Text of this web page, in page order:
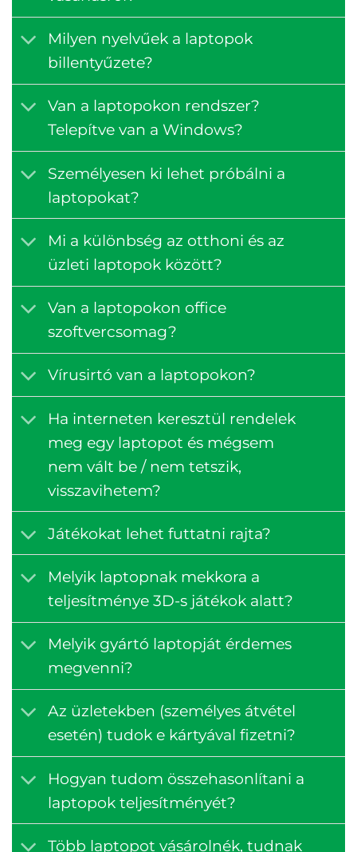
Milyen nyelvűek a laptopok
billentyűzete?
Van a laptopokon rendszer?
Telepítve van a Windows?
Személyesen ki lehet próbálni a
laptopokat?
Mi a különbség az otthoni és az
üzleti laptopok között?
Van a laptopokon office
szoftvercsomag?
Vírusirtó van a laptopokon?
Ha interneten keresztül rendelek
meg egy laptopot és mégsem
nem vált be / nem tetszik,
visszavihetem?
Játékokat lehet futtatni rajta?
Melyik laptopnak mekkora a
teljesítménye 3D-s játékok alatt?
Melyik gyártó laptopját érdemes
megvenni?
Az üzletekben (személyes átvétel
esetén) tudok e kártyával fizetni?
Hogyan tudom összehasonlítani a
laptopok teljesítményét?
Több laptopot vásárolnék, tudnak